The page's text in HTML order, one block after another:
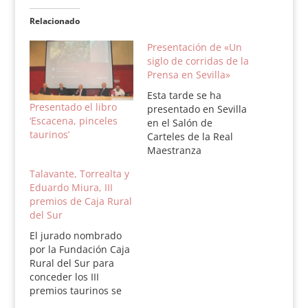
Relacionado
Presentado el libro
‘Escacena, pinceles
taurinos’
Presentación de «Un
siglo de corridas de la
Prensa en Sevilla»
Esta tarde se ha
presentado en Sevilla
en el Salón de
Carteles de la Real
Maestranza
Talavante, Torrealta y
Eduardo Miura, III
premios de Caja Rural
del Sur
El jurado nombrado
por la Fundación Caja
Rural del Sur para
conceder los III
premios taurinos se